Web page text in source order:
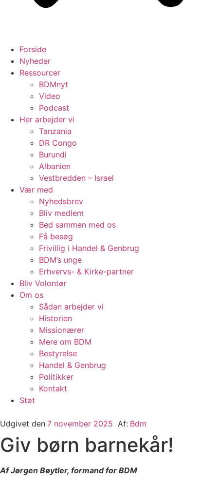
Forside
Nyheder
Ressourcer
BDMnyt
Video
Podcast
Her arbejder vi
Tanzania
DR Congo
Burundi
Albanien
Vestbredden – Israel
Vær med
Nyhedsbrev
Bliv medlem
Bed sammen med os
Få besøg
Frivillig i Handel & Genbrug
BDM’s unge
Erhvervs- & Kirke-partner
Bliv Volontør
Om os
Sådan arbejder vi
Historien
Missionærer
Mere om BDM
Bestyrelse
Handel & Genbrug
Politikker
Kontakt
Støt
Udgivet den 7 november 2025 Af: Bdm
Giv børn barnekår!
Af Jørgen Bøytler, formand for BDM